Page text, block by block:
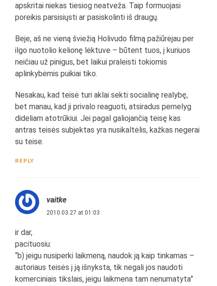
apskritai niekas tiesiog neatveža. Taip formuojasi
poreikis parsisiųsti ar pasiskolinti iš draugų.
Beje, aš ne vieną šviežią Holivudo filmą pažiūrėjau per
ilgo nuotolio kelionę lėktuve – būtent tuos, į kuriuos
neičiau už pinigus, bet laikui praleisti tokiomis
aplinkybėmis puikiai tiko.
Nesakau, kad teisė turi aklai sekti socialinę realybę,
bet manau, kad ji privalo reaguoti, atsiradus pernelyg
dideliam atotrūkiui. Jei pagal galiojančią teisę kas
antras teisės subjektas yra nusikaltėlis, kažkas negerai
su teise.
REPLY
vaitke
2010.03.27 at 01:03
ir dar,
pacituosiu:
“b) jeigu nusiperki laikmeną, naudok ją kaip tinkamas –
autoriaus teisės į ją išnyksta, tik negali jos naudoti
komerciniais tikslais, jeigu laikmena tam nenumatyta”